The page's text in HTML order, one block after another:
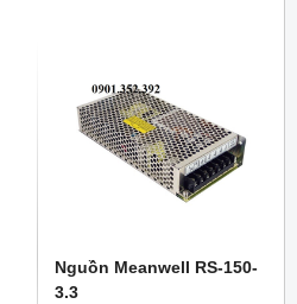
Nguồn Meanwell RS-150-
3.3